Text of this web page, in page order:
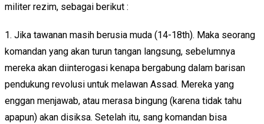
militer rezim, sebagai berikut :
1. Jika tawanan masih berusia muda (14-18th). Maka seorang
komandan yang akan turun tangan langsung, sebelumnya
mereka akan diinterogasi kenapa bergabung dalam barisan
pendukung revolusi untuk melawan Assad. Mereka yang
enggan menjawab, atau merasa bingung (karena tidak tahu
apapun) akan disiksa. Setelah itu, sang komandan bisa